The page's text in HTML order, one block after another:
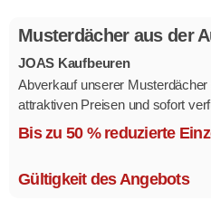
Musterdächer aus der
JOAS Kaufbeuren
Abverkauf unserer
attraktiven Preisen und sofort
Mehrere Modelle in
Bis zu 50 % reduzierte
Gültigkeit des Angebots